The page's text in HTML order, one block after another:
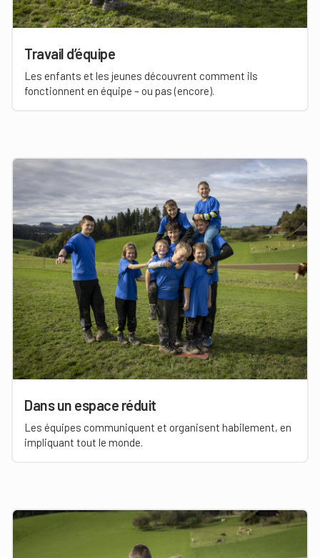
Travail d’équipe
Les enfants et les jeunes découvrent comment ils
fonctionnent en équipe – ou pas (encore).
Dans un espace réduit
Les équipes communiquent et organisent habilement, en
impliquant tout le monde.